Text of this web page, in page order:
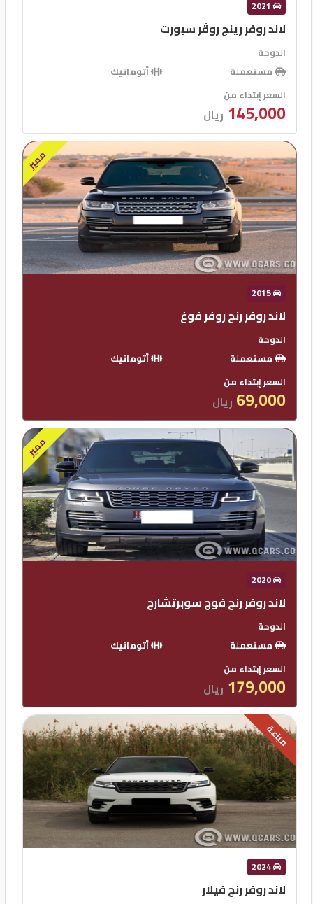
2021
لاند روفر رينج روڤر سبورت
الدوحة
مستعملة
أتوماتيك
السعر إبتداء من
145,000 ريال
مميز
2015
لاند روفر رنج روفر فوغ
الدوحة
مستعملة
أتوماتيك
السعر إبتداء من
69,000 ريال
مميز
2020
لاند روفر رنج فوج سوبرتشارج
الدوحة
مستعملة
أتوماتيك
السعر إبتداء من
179,000 ريال
مباعة
2024
لاند روفر رنج فيلار